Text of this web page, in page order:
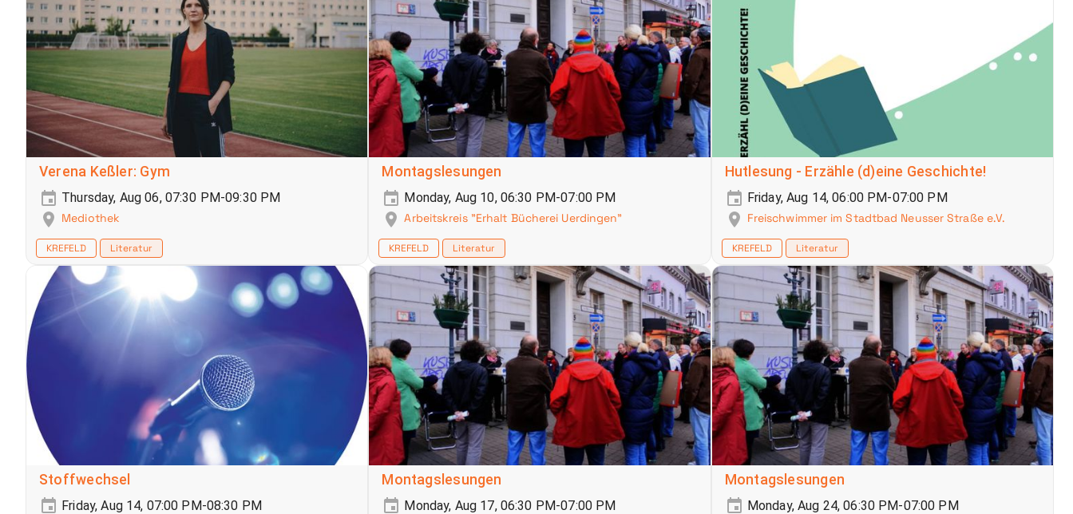
Verena Keßler: Gym
Thursday, Aug 06, 07:30 PM-09:30 PM
Mediothek
KREFELD Literatur
Montagslesungen
Monday, Aug 10, 06:30 PM-07:00 PM
Arbeitskreis "Erhalt Bücherei Uerdingen"
KREFELD Literatur
Hutlesung - Erzähle (d)eine Geschichte!
Friday, Aug 14, 06:00 PM-07:00 PM
Freischwimmer im Stadtbad Neusser Straße e.V.
KREFELD Literatur
Stoffwechsel
Friday, Aug 14, 07:00 PM-08:30 PM
Montagslesungen
Monday, Aug 17, 06:30 PM-07:00 PM
Montagslesungen
Monday, Aug 24, 06:30 PM-07:00 PM